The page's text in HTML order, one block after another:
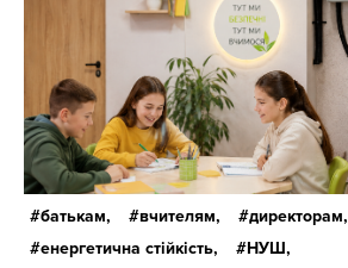
батькам, вчителям,
директорам,
енергетична стійкість,
НУШ,